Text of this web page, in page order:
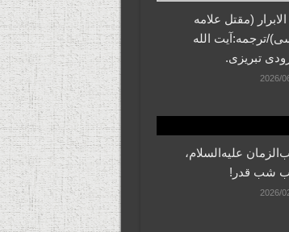
(مقتل علامه
ترجمه:آیت الله
تبریزی.
2026/
علیه‌السلام،
شب قدر!
2026/